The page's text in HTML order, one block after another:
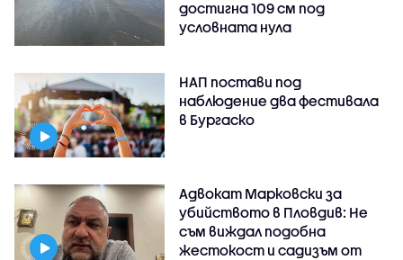
достигна 109 см под
условната нула
НАП постави под
наблюдение два фестивала
в Бургаско
Адвокат Марковски за
убийството в Пловдив: Не
съм виждал подобна
жестокост и садизъм от